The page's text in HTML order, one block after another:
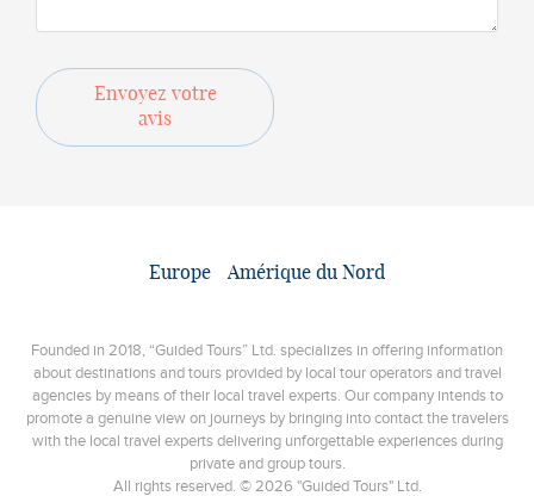
Envoyez votre
avis
Europe Amérique du Nord
Founded in 2018, “Guided Tours” Ltd. specializes in offering information
about destinations and tours provided by local tour operators and travel
agencies by means of their local travel experts. Our company intends to
promote a genuine view on journeys by bringing into contact the travelers
with the local travel experts delivering unforgettable experiences during
private and group tours.
All rights reserved. © 2026 "Guided Tours" Ltd.